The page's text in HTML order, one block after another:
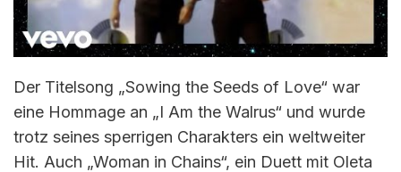
Der Titelsong „Sowing the Seeds of Love“ war
eine Hommage an „I Am the Walrus“ und wurde
trotz seines sperrigen Charakters ein weltweiter
Hit. Auch „Woman in Chains“, ein Duett mit Oleta